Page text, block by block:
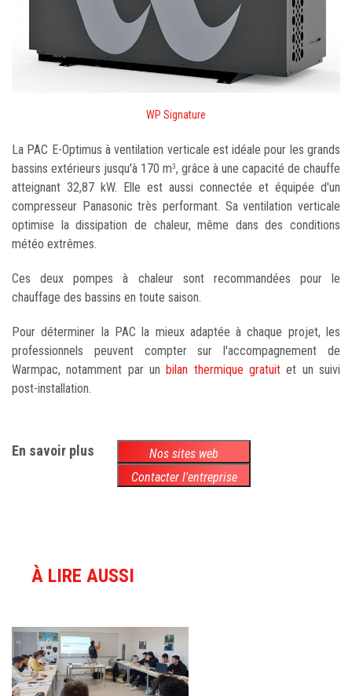
WP Signature
La PAC E-Optimus à ventilation verticale est idéale pour les grands
bassins extérieurs jusqu'à 170 m3, grâce à une capacité de chauffe
atteignant 32,87 kW. Elle est aussi connectée et équipée d'un
compresseur Panasonic très performant. Sa ventilation verticale
optimise la dissipation de chaleur, même dans des conditions
météo extrêmes.
Ces deux pompes à chaleur sont recommandées pour le
chauffage des bassins en toute saison.
Pour déterminer la PAC la mieux adaptée à chaque projet, les
professionnels peuvent compter sur l'accompagnement de
Warmpac, notamment par unbilan thermique gratuit et un suivi
post-installation.
En savoir plus
Nos sites web
Contacter l'entreprise
À LIRE AUSSI